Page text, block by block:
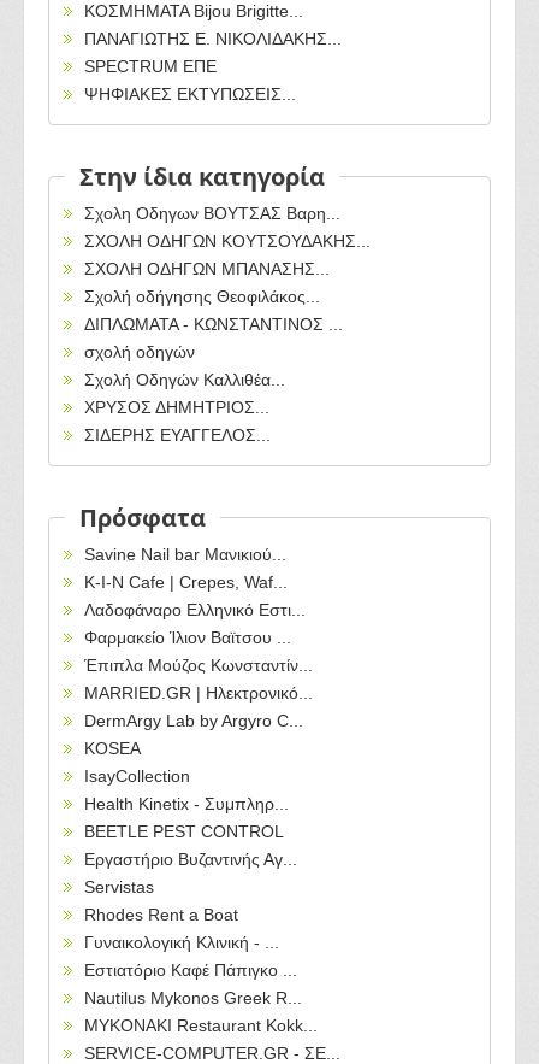
ΚΟΣΜΗΜΑΤΑ Bijou Brigitte...
ΠΑΝΑΓΙΩΤΗΣ Ε. ΝΙΚΟΛΙΔΑΚΗΣ...
SPECTRUM ΕΠΕ
ΨΗΦΙΑΚΕΣ ΕΚΤΥΠΩΣΕΙΣ...
Στην ίδια κατηγορία
Σχολη Οδηγων ΒΟΥΤΣΑΣ Βαρη...
ΣΧΟΛΗ ΟΔΗΓΩΝ ΚΟΥΤΣΟΥΔΑΚΗΣ...
ΣΧΟΛΗ ΟΔΗΓΩΝ ΜΠΑΝΑΣΗΣ...
Σχολή οδήγησης Θεοφιλάκος...
ΔΙΠΛΩΜΑΤΑ - ΚΩΝΣΤΑΝΤΙΝΟΣ ...
σχολή οδηγών
Σχολή Οδηγών Καλλιθέα...
ΧΡΥΣΟΣ ΔΗΜΗΤΡΙΟΣ...
ΣΙΔΕΡΗΣ ΕΥΑΓΓΕΛΟΣ...
Πρόσφατα
Savine Nail bar Μανικιού...
Κ-Ι-Ν Cafe | Crepes, Waf...
Λαδοφάναρο Ελληνικό Εστι...
Φαρμακείο Ίλιον Βαϊτσου ...
Έπιπλα Μούζος Κωνσταντίν...
MARRIED.GR | Ηλεκτρονικό...
DermArgy Lab by Argyro C...
KOSEA
IsayCollection
Health Kinetix - Συμπληρ...
BEETLE PEST CONTROL
Εργαστήριο Βυζαντινής Αγ...
Servistas
Rhodes Rent a Boat
Γυναικολογική Κλινική - ...
Εστιατόριο Καφέ Πάπιγκο ...
Nautilus Mykonos Greek R...
MYKONAKI Restaurant Kokk...
SERVICE-COMPUTER.GR - ΣΕ...